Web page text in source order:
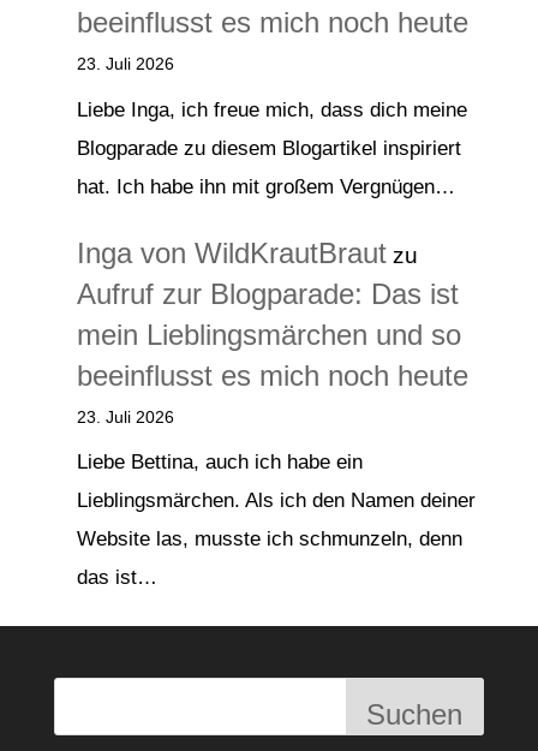
beeinflusst es mich noch heute
23. Juli 2026
Liebe Inga, ich freue mich, dass dich meine
Blogparade zu diesem Blogartikel inspiriert
hat. Ich habe ihn mit großem Vergnügen…
Inga von WildKrautBrautzu
Aufruf zur Blogparade: Das ist
mein Lieblingsmärchen und so
beeinflusst es mich noch heute
23. Juli 2026
Liebe Bettina, auch ich habe ein
Lieblingsmärchen. Als ich den Namen deiner
Website las, musste ich schmunzeln, denn
das ist…
Suchen